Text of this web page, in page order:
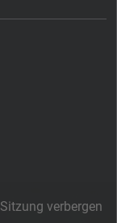
verbergen